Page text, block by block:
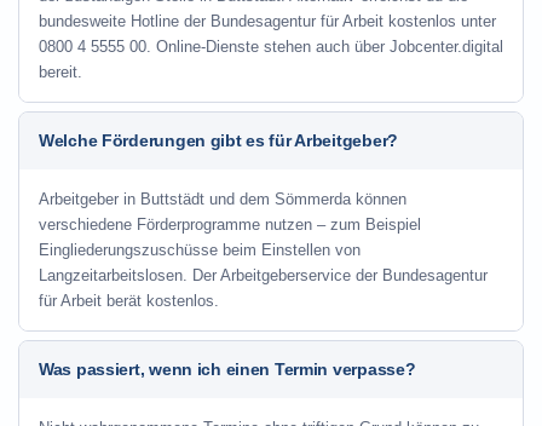
bundesweite Hotline der Bundesagentur für Arbeit kostenlos unter
0800 4 5555 00. Online-Dienste stehen auch über Jobcenter.digital
bereit.
Welche Förderungen gibt es für Arbeitgeber?
Arbeitgeber in Buttstädt und dem Sömmerda können
verschiedene Förderprogramme nutzen – zum Beispiel
Eingliederungszuschüsse beim Einstellen von
Langzeitarbeitslosen. Der Arbeitgeberservice der Bundesagentur
für Arbeit berät kostenlos.
Was passiert, wenn ich einen Termin verpasse?